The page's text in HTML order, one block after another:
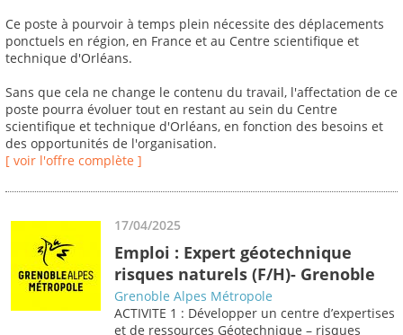
Ce poste à pourvoir à temps plein nécessite des déplacements
ponctuels en région, en France et au Centre scientifique et
technique d'Orléans.
Sans que cela ne change le contenu du travail, l'affectation de ce
poste pourra évoluer tout en restant au sein du Centre
scientifique et technique d'Orléans, en fonction des besoins et
des opportunités de l'organisation.
[ voir l'offre complète ]
17/04/2025
Emploi : Expert géotechnique
risques naturels (F/H)- Grenoble
Grenoble Alpes Métropole
ACTIVITE 1 : Développer un centre d’expertises
et de ressources Géotechnique – risques